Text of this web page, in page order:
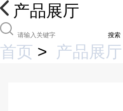
产品展厅
搜索
首页 > 产品展厅